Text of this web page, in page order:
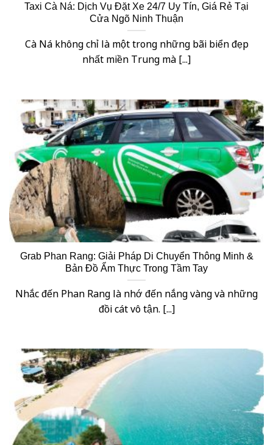
Taxi Cà Ná: Dịch Vụ Đặt Xe 24/7 Uy Tín, Giá Rẻ Tại
Cửa Ngõ Ninh Thuận
Cà Ná không chỉ là một trong những bãi biển đẹp
nhất miền Trung mà [...]
Grab Phan Rang: Giải Pháp Di Chuyển Thông Minh &
Bản Đồ Ẩm Thực Trong Tầm Tay
Nhắc đến Phan Rang là nhớ đến nắng vàng và những
đồi cát vô tận. [...]